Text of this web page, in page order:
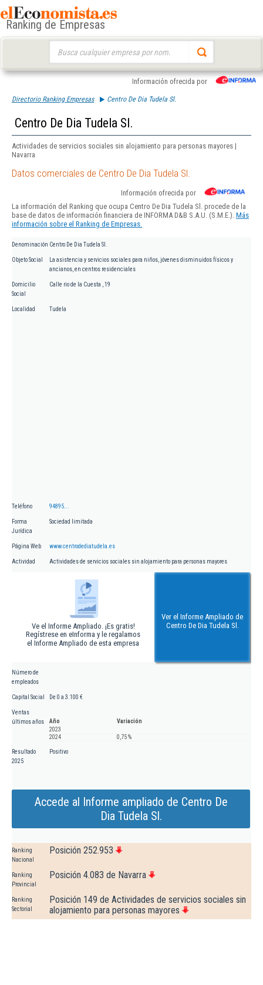
Ranking de Empresas
Información ofrecida por
Directorio Ranking Empresas Centro De Dia Tudela Sl.
Centro De Dia Tudela Sl.
Actividades de servicios sociales sin alojamiento para personas mayores |
Navarra
Datos comerciales de Centro De Dia Tudela Sl.
Información ofrecida por
La información del Ranking que ocupa Centro De Dia Tudela Sl. procede de la
base de datos de información financiera de INFORMA D&B S.A.U. (S.M.E.). Más
información sobre el Ranking de Empresas.
Denominación Centro De Dia Tudela Sl.
Objeto Social
La asistencia y servicios sociales para niños, jóvenes disminuidos físicos y
ancianos, en centros residenciales
Domicilio
Social
Calle rio de la Cuesta , 19
Localidad Tudela
Teléfono 94895...
Forma
Jurídica
Sociedad limitada
Página Web www.centrodediatudela.es
Actividad Actividades de servicios sociales sin alojamiento para personas mayores
Ve el Informe Ampliado. ¡Es gratis!
Regístrese en eInforma y le regalamos
el Informe Ampliado de esta empresa
Ver el Informe Ampliado de
Centro De Dia Tudela Sl.
Número de
empleados
Capital Social De 0 a 3.100 €
Ventas
últimos años
Año
Variación
2023
2024
0,75 %
Resultado
2025
Positivo
Accede al Informe ampliado de Centro De
Dia Tudela Sl.
Ranking
Nacional
Posición 252.953
Ranking
Provincial
Posición 4.083 de Navarra
Ranking
Sectorial
Posición 149 de Actividades de servicios sociales sin
alojamiento para personas mayores